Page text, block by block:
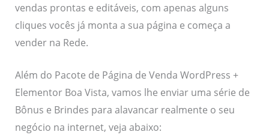
vendas prontas e editáveis, com apenas alguns
cliques vocês já monta a sua página e começa a
vender na Rede.
Além do Pacote de Página de Venda WordPress +
Elementor Boa Vista, vamos lhe enviar uma série de
Bônus e Brindes para alavancar realmente o seu
negócio na internet, veja abaixo: